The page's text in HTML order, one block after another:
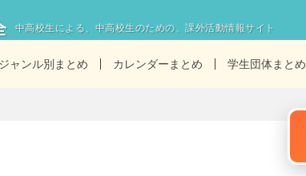
中高校生による、中高校生のための、課外活動情報サイト
ジャンル別まとめ カレンダーまとめ 学生団体まとめ